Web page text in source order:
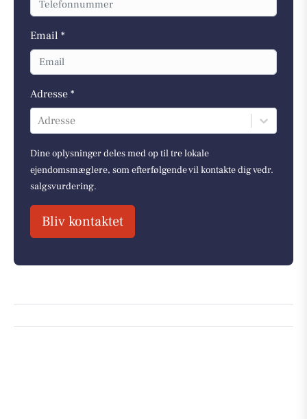
Email *
Adresse *
Adresse
Dine oplysninger deles med op til tre lokale
ejendomsmæglere, som efterfølgende vil kontakte dig vedr.
salgsvurdering.
Bliv kontaktet